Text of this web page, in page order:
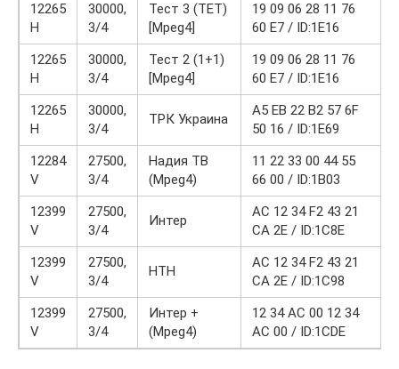
12265
H
30000,
3/4
Тест 3 (ТЕТ)
[Mpeg4]
19 09 06 28 11 76
60 E7 / ID:1E16
12265
H
30000,
3/4
Тест 2 (1+1)
[Mpeg4]
19 09 06 28 11 76
60 E7 / ID:1E16
12265
H
30000,
3/4
ТРК Украина
A5 EB 22 B2 57 6F
50 16 / ID:1E69
12284
V
27500,
3/4
Надия ТВ
(Mpeg4)
11 22 33 00 44 55
66 00 / ID:1B03
12399
V
27500,
3/4
Интер
AC 12 34 F2 43 21
CA 2E / ID:1C8E
12399
V
27500,
3/4
НТН
AC 12 34 F2 43 21
CA 2E / ID:1C98
12399
V
27500,
3/4
Интер +
(Mpeg4)
12 34 AC 00 12 34
AC 00 / ID:1CDE